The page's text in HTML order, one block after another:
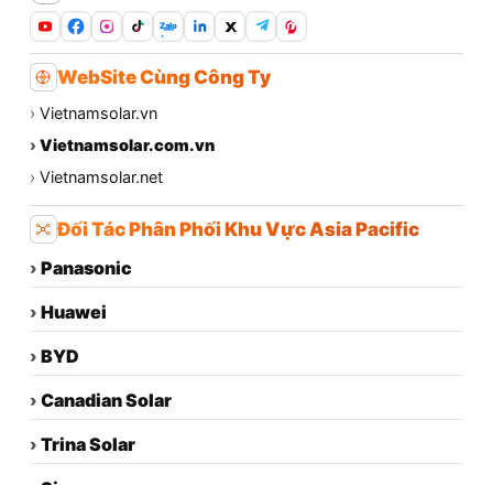
Zalo
WebSite Cùng Công Ty
› Vietnamsolar.vn
› Vietnamsolar.com.vn
› Vietnamsolar.net
Đối Tác Phân Phối Khu Vực Asia Pacific
› Panasonic
› Huawei
› BYD
› Canadian Solar
› Trina Solar